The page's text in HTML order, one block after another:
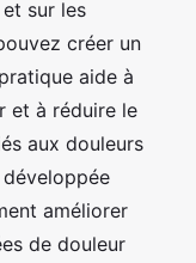
sur les
créer un
aide à
et à réduire le
aux douleurs
améliorer
de douleur